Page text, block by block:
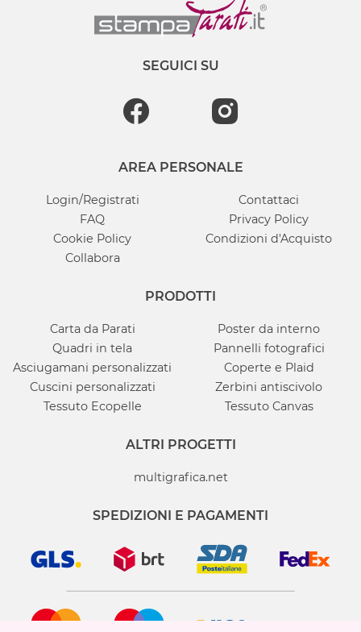
SEGUICI SU
AREA PERSONALE
Login/Registrati
Contattaci
FAQ
Privacy Policy
Cookie Policy
Condizioni d'Acquisto
Collabora
PRODOTTI
Carta da Parati
Poster da interno
Quadri in tela
Pannelli fotografici
Asciugamani personalizzati
Coperte e Plaid
Cuscini personalizzati
Zerbini antiscivolo
Tessuto Ecopelle
Tessuto Canvas
ALTRI PROGETTI
multigrafica.net
SPEDIZIONI E PAGAMENTI